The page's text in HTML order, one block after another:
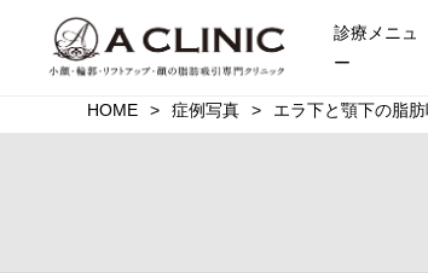
診療メニュ
ー
HOME 症例写真 エラ下と顎下の脂